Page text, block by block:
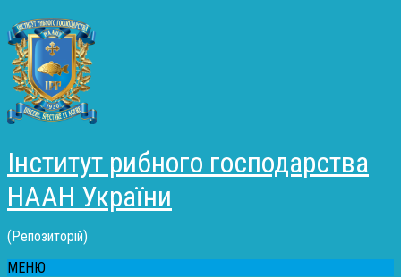
Інститут рибного господарства
НААН України
(Репозиторій)
МЕНЮ